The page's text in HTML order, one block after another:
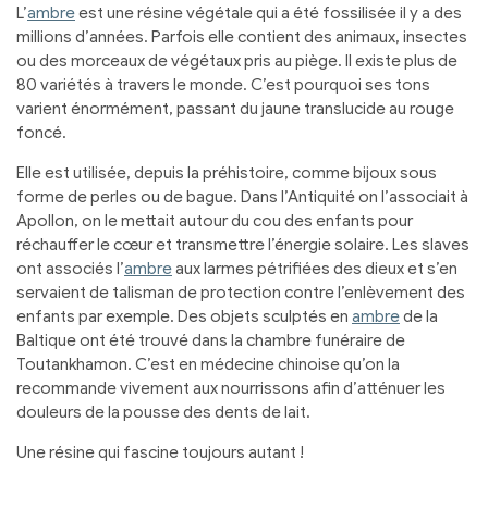
L’ambreest une résine végétale qui a été fossilisée il y a des
millions d’années. Parfois elle contient des animaux, insectes
ou des morceaux de végétaux pris au piège. Il existe plus de
80 variétés à travers le monde. C’est pourquoi ses tons
varient énormément, passant du jaune translucide au rouge
foncé.
Elle est utilisée, depuis la préhistoire, comme bijoux sous
forme de perles ou de bague. Dans l’Antiquité on l’associait à
Apollon, on le mettait autour du cou des enfants pour
réchauffer le cœur et transmettre l’énergie solaire. Les slaves
ont associés l’ambreaux larmes pétrifiées des dieux et s’en
servaient de talisman de protection contre l’enlèvement des
enfants par exemple. Des objets sculptés en ambrede la
Baltique ont été trouvé dans la chambre funéraire de
Toutankhamon. C’est en médecine chinoise qu’on la
recommande vivement aux nourrissons afin d’atténuer les
douleurs de la pousse des dents de lait.
Une résine qui fascine toujours autant !